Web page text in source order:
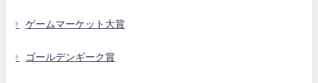
ゲームマーケット大賞
ゴールデンギーク賞